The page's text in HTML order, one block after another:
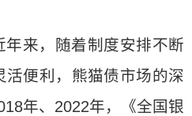
年来，随着制度安排不断
便利，熊猫债市场的深
年、2022年，《全国银